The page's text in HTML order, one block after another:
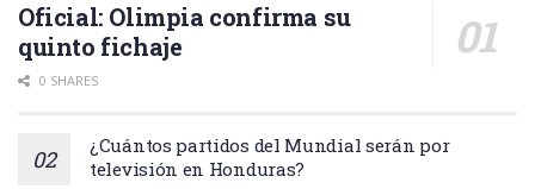
Oficial: Olimpia confirma su
quinto fichaje
0 SHARES
¿Cuántos partidos del Mundial serán por
televisión en Honduras?